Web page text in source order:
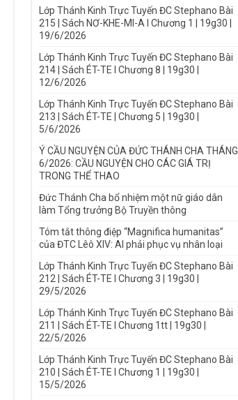
Lớp Thánh Kinh Trực Tuyến ĐC Stephano Bài
215 | Sách NƠ-KHE-MI-A I Chương 1 | 19g30 |
19/6/2026
Lớp Thánh Kinh Trực Tuyến ĐC Stephano Bài
214 | Sách ÉT-TE I Chương 8 | 19g30 |
12/6/2026
Lớp Thánh Kinh Trực Tuyến ĐC Stephano Bài
213 | Sách ÉT-TE | Chương 5 | 19g30 |
5/6/2026
Ý CẦU NGUYỆN CỦA ĐỨC THÁNH CHA THÁNG
6/2026: CẦU NGUYỆN CHO CÁC GIÁ TRỊ
TRONG THỂ THAO
Đức Thánh Cha bổ nhiệm một nữ giáo dân
làm Tổng trưởng Bộ Truyền thông
Tóm tắt thông điệp “Magnifica humanitas”
của ĐTC Lêô XIV: AI phải phục vụ nhân loại
Lớp Thánh Kinh Trực Tuyến ĐC Stephano Bài
212 | Sách ÉT-TE I Chương 3 | 19g30 |
29/5/2026
Lớp Thánh Kinh Trực Tuyến ĐC Stephano Bài
211 | Sách ÉT-TE I Chương 1tt | 19g30 |
22/5/2026
Lớp Thánh Kinh Trực Tuyến ĐC Stephano Bài
210 | Sách ÉT-TE I Chương 1 | 19g30 |
15/5/2026